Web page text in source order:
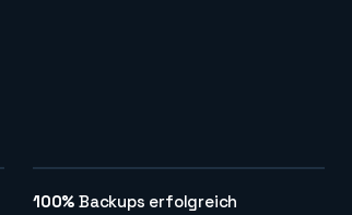
100% Backups erfolgreich